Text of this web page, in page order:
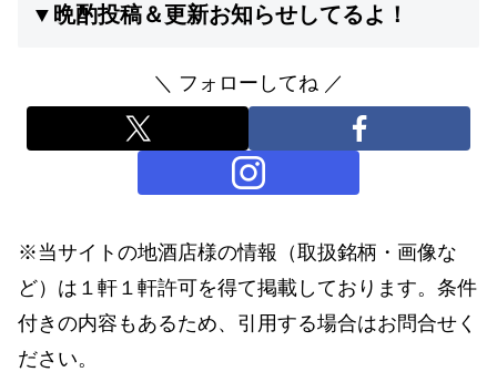
▼晩酌投稿＆更新お知らせしてるよ！
＼ フォローしてね ／
※当サイトの地酒店様の情報（取扱銘柄・画像な
ど）は１軒１軒許可を得て掲載しております。条件
付きの内容もあるため、引用する場合はお問合せく
ださい。